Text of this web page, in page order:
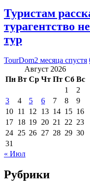
Туристам
турагентство
тур
TourDom2 месяца спустя
Август 2026
Пн Вт Ср Чт Пт Сб Вс
1
2
3
4 5 6 7 8
9
10 11 12 13 14 15 16
17 18 19 20 21 22 23
24 25 26 27 28 29 30
31
« Июл
Рубрики